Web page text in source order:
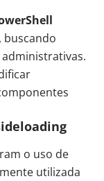
, buscando
o uso de
utilizada